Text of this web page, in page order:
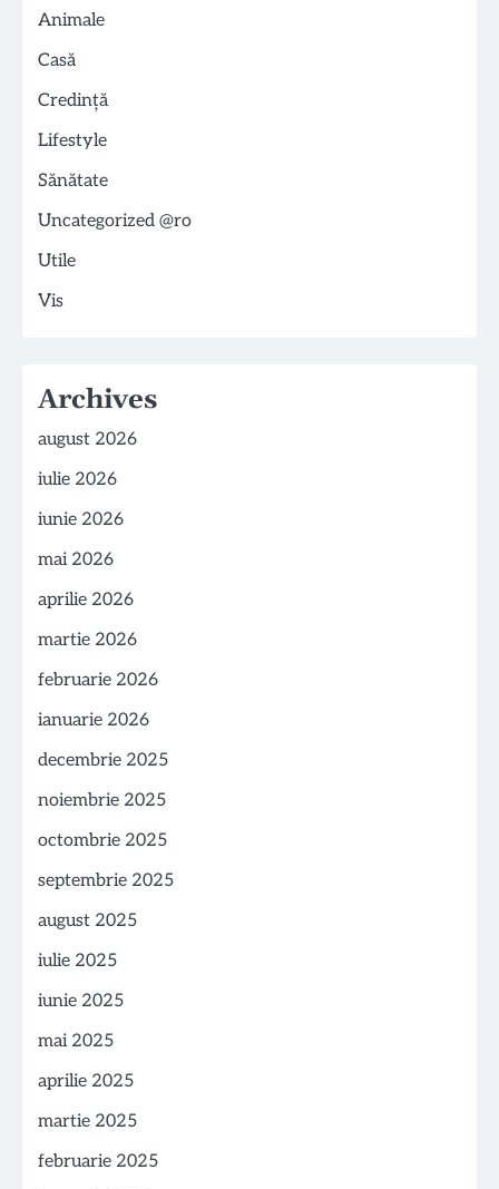
Animale
Casă
Credință
Lifestyle
Sănătate
Uncategorized @ro
Utile
Vis
Archives
august 2026
iulie 2026
iunie 2026
mai 2026
aprilie 2026
martie 2026
februarie 2026
ianuarie 2026
decembrie 2025
noiembrie 2025
octombrie 2025
septembrie 2025
august 2025
iulie 2025
iunie 2025
mai 2025
aprilie 2025
martie 2025
februarie 2025